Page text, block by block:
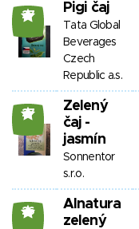
27 Pigi čaj
Tata Global
Beverages
Czech
Republic a.s.
27
Zelený
čaj -
jasmín
Sonnentor
s.r.o.
26
Alnatura
zelený